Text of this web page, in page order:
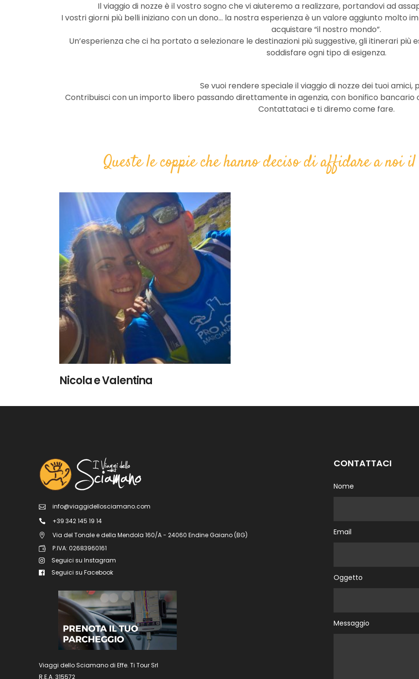
Il viaggio di nozze è il vostro sogno che vi aiuteremo a realizzare, portandovi ad
I vostri giorni più belli iniziano con un dono… la nostra esperienza è un valore aggiunto molto
acquistare “il nostro mondo”.
Un’esperienza che ci ha portato a selezionare le destinazioni più suggestive, gli itinerari più
soddisfare ogni tipo di esigenza.
Se vuoi rendere speciale il viaggio di nozze dei tuoi amici,
Contribuisci con un importo libero passando direttamente in agenzia, con bonifico
Contattataci e ti diremo come fare.
Queste le coppie che hanno deciso di affidare a noi
LEGGI TUTTO
Nicola e Valentina
info@viaggidellosciamano.com
+39 342 145 19 14
Via del Tonale e della Mendola 160/A - 24060 Endine Gaiano (BG)
P.IVA: 02683960161
Seguici su Instagram
Seguici su Facebook
Viaggi dello Sciamano di Effe. Ti Tour Srl
R.E.A. 315572
CONTATTACI
Nome
Email
Oggetto
Messaggio